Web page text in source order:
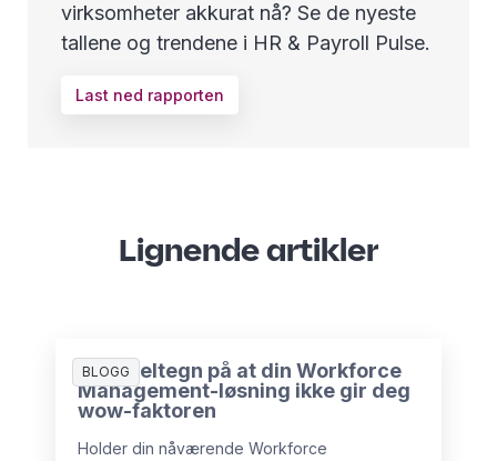
virksomheter akkurat nå? Se de nyeste
tallene og trendene i HR & Payroll Pulse.
Last ned rapporten
Lignende artikler
BLOGG
5 varseltegn på at din Workforce
Management-løsning ikke gir deg
wow-faktoren
Holder din nåværende Workforce